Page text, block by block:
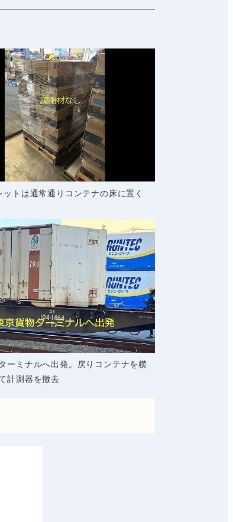
トは通常通りコンテナの床に置く
ーミナルへ出発。戻りコンテナを横
計測器を撤去